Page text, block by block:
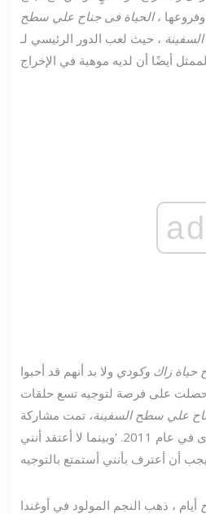
وفروعها ،الحياة فى جناح علي سطح
السفينة ، حيث لعب الدور الرئيسي لـ Marion Moseby ، وجد
ad
حياة زاك وكودي ولا بد أنهم قد أحبوا
حصلت على فرصة لتوجيه تسع حلقات
علي سطح السفينة،
مرة أخرى في عام 2011. 'وبينما لا أعتقد أنني
أيام ، ذهب النجم المولود في أوغندا